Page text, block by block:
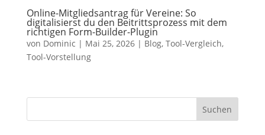
Online-Mitgliedsantrag für Vereine: So
digitalisierst du den Beitrittsprozess mit dem
richtigen Form-Builder-Plugin
von Dominic | Mai 25, 2026| Blog, Tool-Vergleich,
Tool-Vorstellung
Suchen